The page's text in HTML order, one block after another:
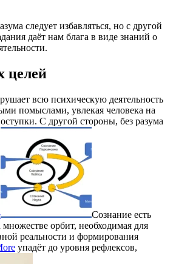
следует избавляться, но с другой
даёт нам блага в виде знаний о
целей
всю психическую деятельность
помыслами, увлекая человека на
С другой стороны, без разума
Сознание есть
орбит, необходимая для
реальности и формирования
упадёт до уровня рефлексов,